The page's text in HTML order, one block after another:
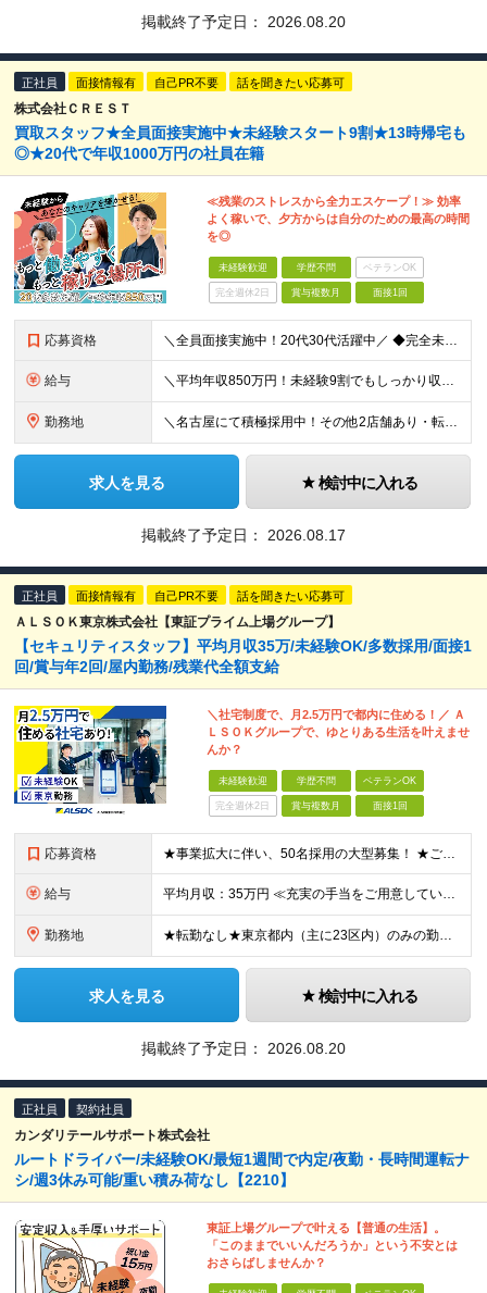
掲載終了予定日： 2026.08.20
正社員 面接情報有 自己PR不要 話を聞きたい応募可
株式会社ＣＲＥＳＴ
買取スタッフ★全員面接実施中★未経験スタート9割★13時帰宅も
◎★20代で年収1000万円の社員在籍
≪残業のストレスから全力エスケープ！≫ 効率
よく稼いで、夕方からは自分のための最高の時間
を◎
未経験歓迎 学歴不問 ベテランOK
完全週休2日 賞与複数月 面接1回
応募資格 ＼全員面接実施中！20代30代活躍中／ ◆完全未経験歓迎 ◆学歴不問 経歴や学歴は一切不問！「やってみたい！」という意欲をお持ちの方を歓迎しています！ ＜こんな方をお待ちしております！＞ ◎今の労
給与 ＼平均年収850万円！未経験9割でもしっかり収入UP！／ 【平均月収35万円＋高還元賞与あり】 月給27万円～35万円＋賞与年3回＋各種インセンティブ ※固定残業代（月42時間分・6万5000円
勤務地 ＼名古屋にて積極採用中！その他2店舗あり・転勤なし◎／ 雇用元は当社となりますが、 株式会社アップテンポにて勤務いただきます！ ★各店舗、当社の社員が10名ほど活躍しています◎ ＜名古屋支店＞ 愛
求人を見る 検討中に入れる
掲載終了予定日： 2026.08.17
正社員 面接情報有 自己PR不要 話を聞きたい応募可
ＡＬＳＯＫ東京株式会社【東証プライム上場グループ】
【セキュリティスタッフ】平均月収35万/未経験OK/多数採用/面接1
回/賞与年2回/屋内勤務/残業代全額支給
＼社宅制度で、月2.5万円で都内に住める！／ Ａ
ＬＳＯＫグループで、ゆとりある生活を叶えませ
んか？
未経験歓迎 学歴不問 ベテランOK
完全週休2日 賞与複数月 面接1回
応募資格 ★事業拡大に伴い、50名採用の大型募集！ ★ご家庭をお持ちの方も歓迎です ★研修をご用意しているため、未経験の方も歓迎します ※18歳以上の方（警備業法第14条の警備業務のため） ※学歴不問 ≪こん
給与 平均月収：35万円 ≪充実の手当をご用意しています！≫ ★扶養家族手当 ┗配偶者：月1万8000円 ┗60歳以上の親：月2000円／人 ┗子一人：月5000円 ※二人以上の場合は6000円／人 ★資
勤務地 ★転勤なし★東京都内（主に23区内）のみの勤務★勤務地は希望を考慮 丸の内／有楽町／新宿／六本木／虎ノ門／押上などの各施設 ※駅チカや駅直結の勤務先がほとんど！ 【本社】東京都千代田区大手町1-3
求人を見る 検討中に入れる
掲載終了予定日： 2026.08.20
正社員 契約社員
カンダリテールサポート株式会社
ルートドライバー/未経験OK/最短1週間で内定/夜勤・長時間運転ナ
シ/週3休み可能/重い積み荷なし【2210】
東証上場グループで叶える【普通の生活】。
「このままでいいんだろうか」という不安とは
おさらばしませんか？